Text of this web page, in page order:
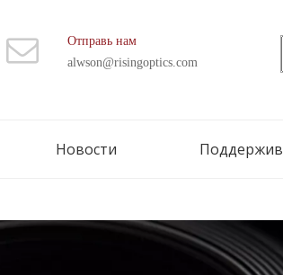
Отправь нам
alwson@risingoptics.com
Новости